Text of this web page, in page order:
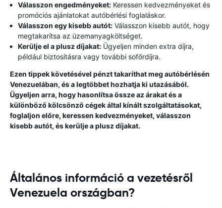
Válasszon engedményeket: Keressen kedvezményeket és
promóciós ajánlatokat autóbérlési foglaláskor.
Válasszon egy kisebb autót: Válasszon kisebb autót, hogy
megtakarítsa az üzemanyagköltséget.
Kerülje el a plusz díjakat: Ügyeljen minden extra díjra,
például biztosításra vagy további sofőrdíjra.
Ezen tippek követésével pénzt takaríthat meg autóbérlésén
Venezuelában, és a legtöbbet hozhatja ki utazásából.
Ügyeljen arra, hogy hasonlítsa össze az árakat és a
különböző kölcsönző cégek által kínált szolgáltatásokat,
foglaljon előre, keressen kedvezményeket, válasszon
kisebb autót, és kerülje a plusz díjakat.
Általános információ a vezetésről
Venezuela országban?